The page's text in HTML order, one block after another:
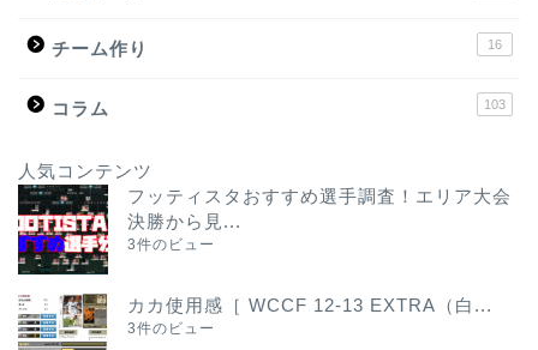
チーム作り 16
コラム 103
人気コンテンツ
フッティスタおすすめ選手調査！エリア大会
決勝から見...
3件のビュー
カカ使用感［ WCCF 12-13 EXTRA（白...
3件のビュー